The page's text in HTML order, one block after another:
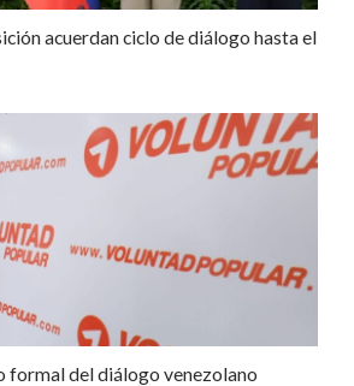
acuerdan ciclo de diálogo hasta el
formal del diálogo venezolano